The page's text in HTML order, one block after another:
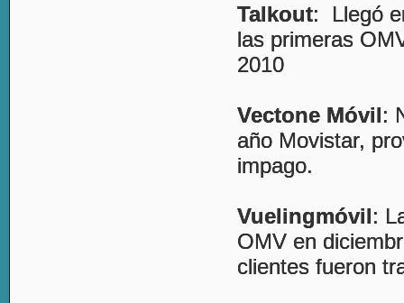
Talkout: Llegó
las primeras
2010
Vectone Móvil:
año Movistar,
impago.
Vuelingmóvil:
OMV en
clientes fueron